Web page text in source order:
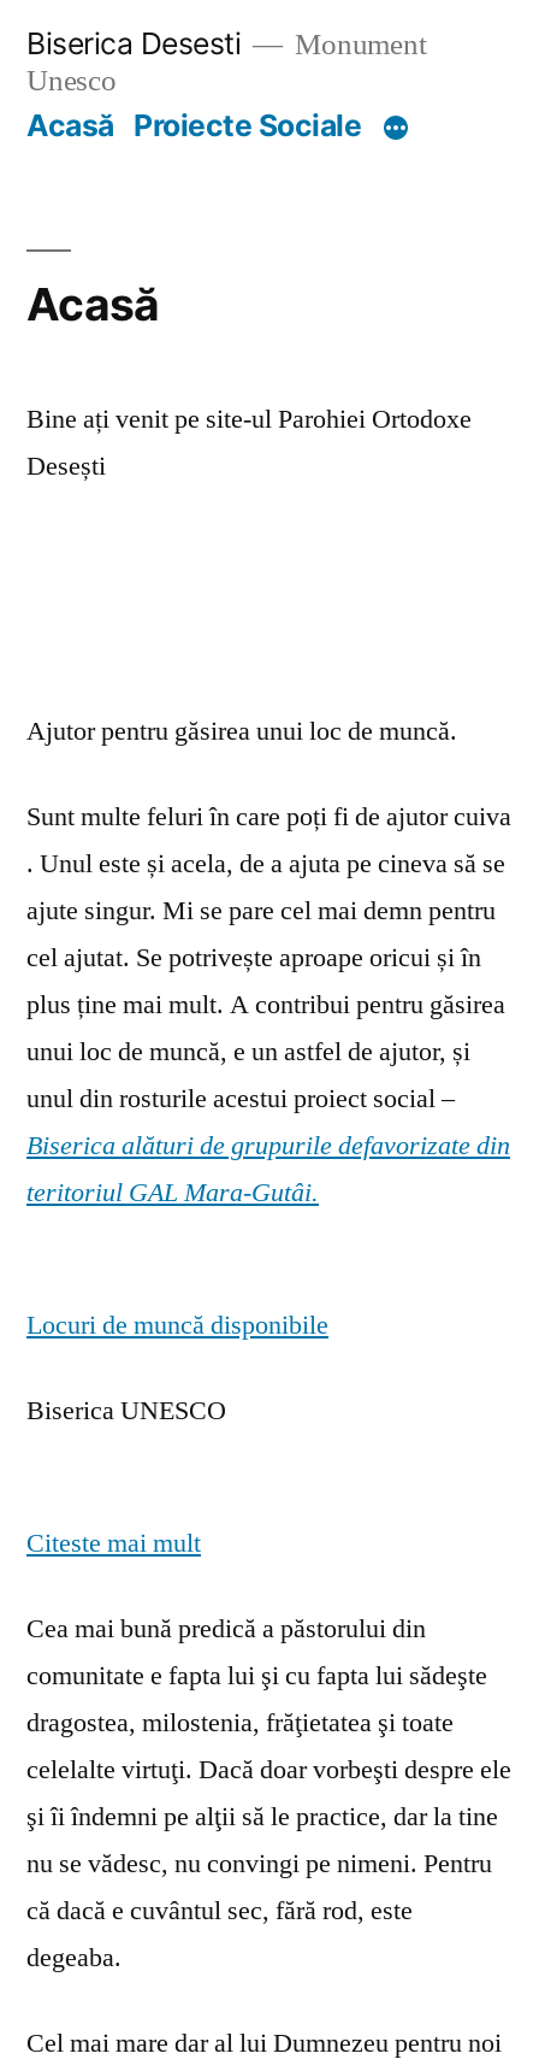
content
Biserica Desesti
Monument
Unesco
Acasă Proiecte Sociale
Acasă
Bine ați venit pe site-ul Parohiei Ortodoxe
Desești
Ajutor pentru găsirea unui loc de muncă.
Sunt multe feluri în care poți fi de ajutor cuiva
. Unul este și acela, de a ajuta pe cineva să se
ajute singur. Mi se pare cel mai demn pentru
cel ajutat. Se potrivește aproape oricui și în
plus ține mai mult. A contribui pentru găsirea
unui loc de muncă, e un astfel de ajutor, și
unul din rosturile acestui proiect social –
Biserica alături de grupurile defavorizate din
teritoriul GAL Mara-Gutâi.
Locuri de muncă disponibile
Biserica UNESCO
Citeste mai mult
Cea mai bună predică a păstorului din
comunitate e fapta lui şi cu fapta lui sădeşte
dragostea, milostenia, frăţietatea şi toate
celelalte virtuţi. Dacă doar vorbeşti despre ele
şi îi îndemni pe alţii să le practice, dar la tine
nu se vă­desc, nu convingi pe nimeni. Pentru
că dacă e cuvântul sec, fără rod, este
degeaba.
Cel mai mare dar al lui Dumnezeu pentru noi